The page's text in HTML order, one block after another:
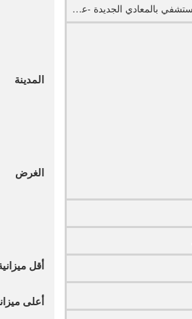
مبني اداري للايجار يصلح لمقر اداري او مركز طبي او مستشفي بالمعادي الجديدة -عقارات المعادي
المدينة
الغرض
أقل
أعلى